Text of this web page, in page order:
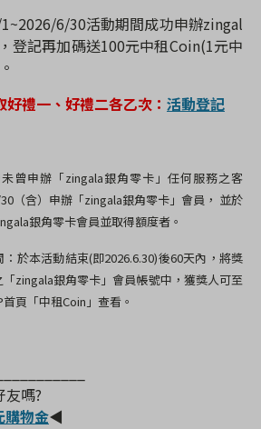
6/30活動期間成功申辦zingal
登記再加碼送100元中租Coin(1元中
禮一、好禮二各乙次： 活動登記
曾申辦「zingala銀角零卡」任何服務之客
（含）申辦「zingala銀角零卡」會員， 並於
銀角零卡會員並取得額度者。
於本活動結束(即2026.6.30)後60天內，將獎
zingala銀角零卡」會員帳號中，獲獎人可至
頁「中租Coin」查看。
友嗎?
購物金◀